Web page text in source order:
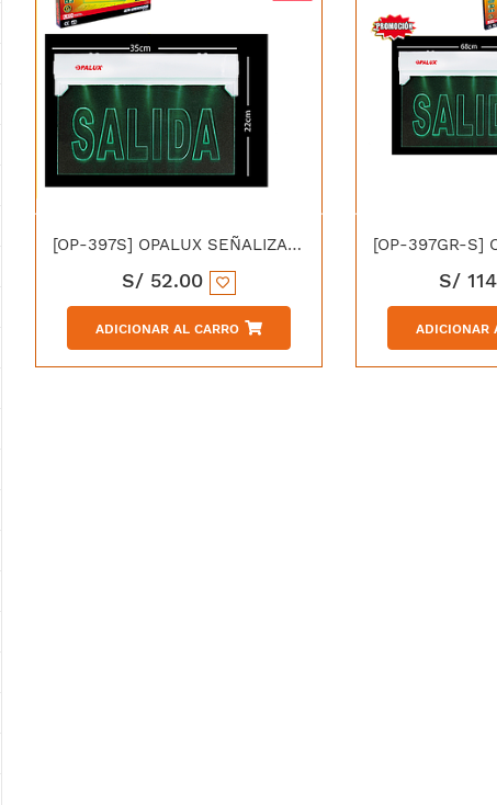
[OP-397S] OPALUX SEÑALIZADOR DE EMERGENCIA ACRILICO SALIDA GRABADO 5 LED
S/ 52.00
ADICIONAR AL CARRO
S/
ADICIONAR